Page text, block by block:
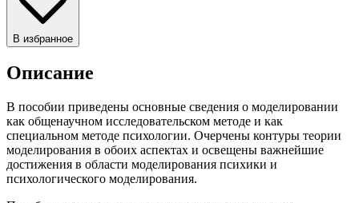
В избранное
Описание
В пособии приведены основные сведения о моделировании
как общенаучном исследовательском методе и как
специальном методе психологии. Очерчены контуры теории
моделирования в обоих аспектах и освещены важнейшие
достижения в области моделирования психики и
психологического моделирования.